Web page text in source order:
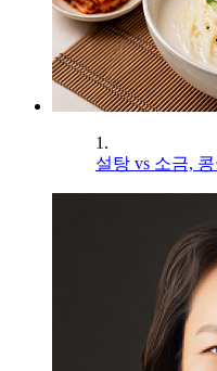
1.
설탕 vs 소금,